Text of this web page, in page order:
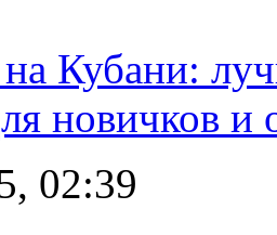
Кубани:
новичков
02:39